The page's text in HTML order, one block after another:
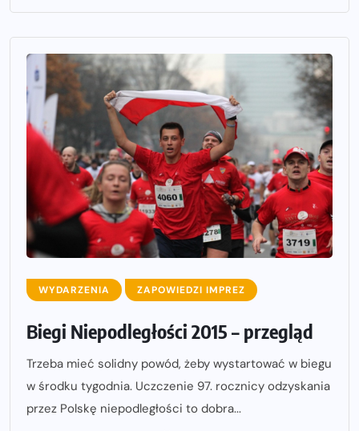
WYDARZENIA ZAPOWIEDZI IMPREZ
Biegi Niepodległości 2015 – przegląd
Trzeba mieć solidny powód, żeby wystartować w biegu
w środku tygodnia. Uczczenie 97. rocznicy odzyskania
przez Polskę niepodległości to dobra...